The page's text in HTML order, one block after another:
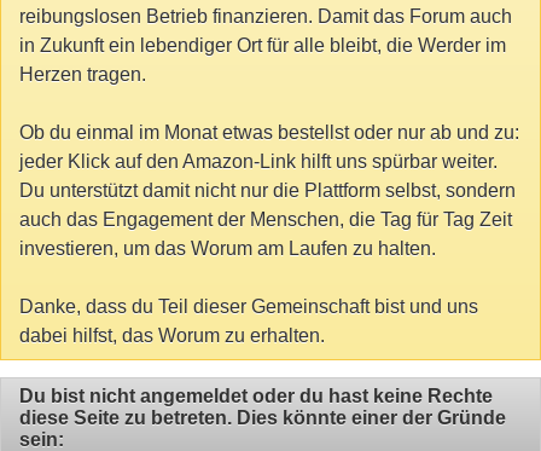
reibungslosen Betrieb finanzieren. Damit das Forum auch
in Zukunft ein lebendiger Ort für alle bleibt, die Werder im
Herzen tragen.
Ob du einmal im Monat etwas bestellst oder nur ab und zu:
jeder Klick auf den Amazon-Link hilft uns spürbar weiter.
Du unterstützt damit nicht nur die Plattform selbst, sondern
auch das Engagement der Menschen, die Tag für Tag Zeit
investieren, um das Worum am Laufen zu halten.
Danke, dass du Teil dieser Gemeinschaft bist und uns
dabei hilfst, das Worum zu erhalten.
Du bist nicht angemeldet oder du hast keine Rechte
diese Seite zu betreten. Dies könnte einer der Gründe
sein: